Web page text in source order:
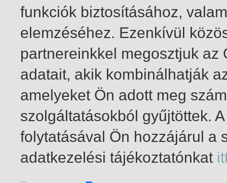
1-2 / összesen 2 találat
funkciók biztosításához,
elemzéséhez. Ezenkívül
partnereinkkel megosztjuk
adatait, akik kombinálhatják
amelyeket Ön adott meg
szolgáltatásokból gyűjtöttek.
folytatásával Ön hozzájárul a
adatkezelési tájékoztatónkat